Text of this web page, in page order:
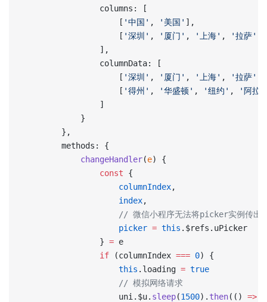
                columns: [
                    [
'中国' , '美国' ],
                    [
'深圳' , '厦门' , '上海' , '拉萨'
                ],
                columnData: [
                    [
'深圳' , '厦门' , '上海' , '拉萨'
                    [
'得州' , '华盛顿' , '纽约' ,
'阿拉
                ]
            }
        },
        methods: {
            changeHandler
(e) {
                const
{
                    columnIndex
,
                    index
,
// 微信小程序无法将picker实例传
					picker
= this .$refs.uPicker
                }
= e
                if
(columnIndex === 0) {
                    this
.loading = true
                    // 模拟网络请求
                    uni.$u.
sleep(1500). then(() =>